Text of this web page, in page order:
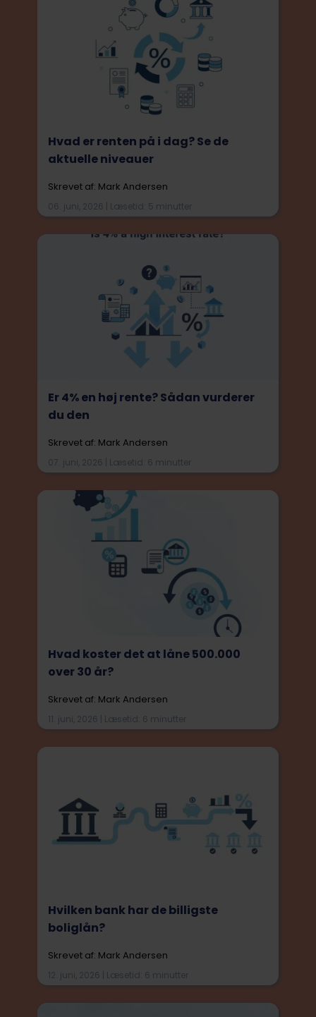
Hvad er renten på i dag? Se de
aktuelle niveauer
Skrevet af: Mark Andersen
06. juni, 2026 | Læsetid: 5 minutter
Er 4% en høj rente? Sådan vurderer
du den
Skrevet af: Mark Andersen
07. juni, 2026 | Læsetid: 6 minutter
Hvad koster det at låne 500.000
over 30 år?
Skrevet af: Mark Andersen
11. juni, 2026 | Læsetid: 6 minutter
Hvilken bank har de billigste
boliglån?
Skrevet af: Mark Andersen
12. juni, 2026 | Læsetid: 6 minutter